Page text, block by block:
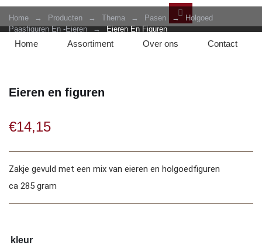
Home Assortiment Over ons Contact
Home → Producten → Thema → Pasen →
Holgoed
Paasfiguren En -eieren
→ Eieren En Figuren
Eieren en figuren
€14,15
Zakje gevuld met een mix van eieren en holgoedfiguren
ca 285 gram
kleur